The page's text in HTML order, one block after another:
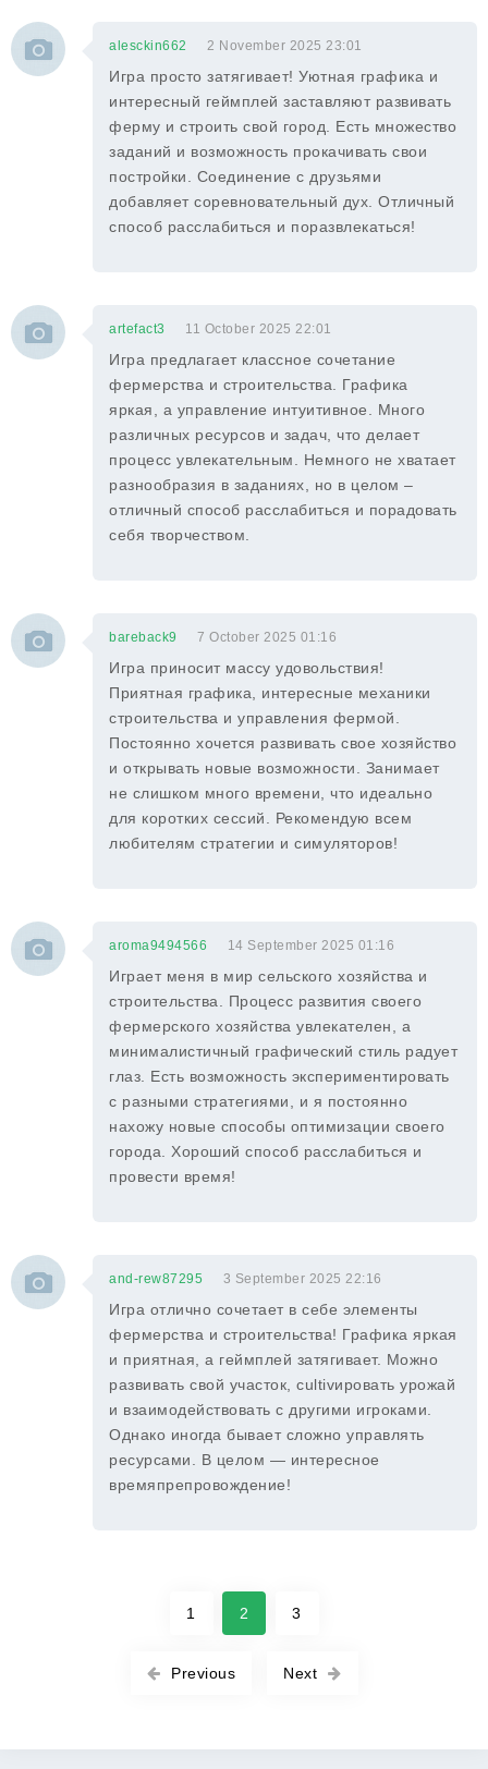
alesckin662 2 November 2025 23:01
Игра просто затягивает! Уютная графика и
интересный геймплей заставляют развивать
ферму и строить свой город. Есть множество
заданий и возможность прокачивать свои
постройки. Соединение с друзьями
добавляет соревновательный дух. Отличный
способ расслабиться и поразвлекаться!
artefact3 11 October 2025 22:01
Игра предлагает классное сочетание
фермерства и строительства. Графика
яркая, а управление интуитивное. Много
различных ресурсов и задач, что делает
процесс увлекательным. Немного не хватает
разнообразия в заданиях, но в целом –
отличный способ расслабиться и порадовать
себя творчеством.
bareback9 7 October 2025 01:16
Игра приносит массу удовольствия!
Приятная графика, интересные механики
строительства и управления фермой.
Постоянно хочется развивать свое хозяйство
и открывать новые возможности. Занимает
не слишком много времени, что идеально
для коротких сессий. Рекомендую всем
любителям стратегии и симуляторов!
aroma9494566 14 September 2025 01:16
Играет меня в мир сельского хозяйства и
строительства. Процесс развития своего
фермерского хозяйства увлекателен, а
минималистичный графический стиль радует
глаз. Есть возможность экспериментировать
с разными стратегиями, и я постоянно
нахожу новые способы оптимизации своего
города. Хороший способ расслабиться и
провести время!
and-rew87295 3 September 2025 22:16
Игра отлично сочетает в себе элементы
фермерства и строительства! Графика яркая
и приятная, а геймплей затягивает. Можно
развивать свой участок, cultivировать урожай
и взаимодействовать с другими игроками.
Однако иногда бывает сложно управлять
ресурсами. В целом — интересное
времяпрепровождение!
Previous
1 2 3
Next